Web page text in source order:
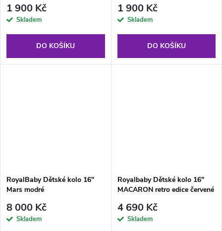
1 900 Kč
Skladem
DO KOŠÍKU
1 900 Kč
Skladem
DO KOŠÍKU
RoyalBaby Dětské kolo 16"
Mars modré
8 000 Kč
Skladem
Royalbaby Dětské kolo 16"
MACARON retro edice červené
4 690 Kč
Skladem